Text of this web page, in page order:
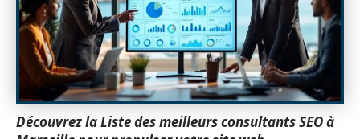
Découvrez la Liste des meilleurs consultants SEO à